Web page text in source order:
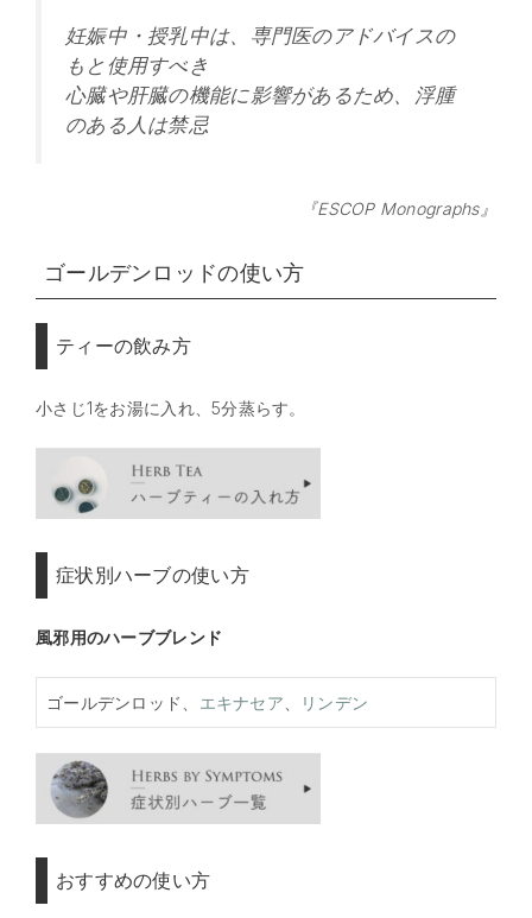
妊娠中・授乳中は、専門医のアドバイスの
もと使用すべき
心臓や肝臓の機能に影響があるため、浮腫
のある人は禁忌
『ESCOP Monographs』
ゴールデンロッドの使い方
ティーの飲み方
小さじ1をお湯に入れ、5分蒸らす。
症状別ハーブの使い方
風邪用のハーブブレンド
ゴールデンロッド、 エキナセア リンデン
おすすめの使い方